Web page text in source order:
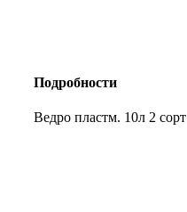
Подробности
Ведро пластм. 10л 2 сорт